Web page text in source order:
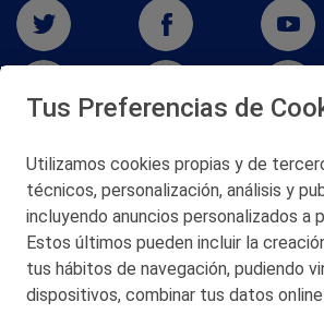
San Martín 5-Edificio
48550 Muskiz (Bizkaia)
Telf. 946 357 000
© 2026 Petronor S.A.
Tus Preferencias de
Utilizamos cookies propias y de
técnicos, personalización, análisis y
incluyendo anuncios personalizados a
Estos últimos pueden incluir la
tus hábitos de navegación, pudiendo
dispositivos, combinar tus datos